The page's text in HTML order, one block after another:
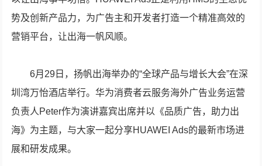
势及创新产品力，为广告主和开发者打造一个精准高效的
营销平台，让出海一帆风顺。
6月29日，扬帆出海举办的“全球产品与增长大会”在深
圳湾万怡酒店举行。华为消费者云服务海外广告业务运营
负责人Peter作为演讲嘉宾出席并以《品质广告，助力出
海》为主题，与大家一起分享HUAWEI Ads的最新市场进
展和研发成果。